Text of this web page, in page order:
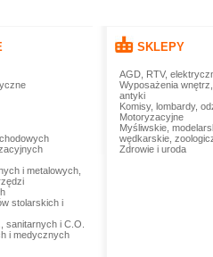
i metalowych,
stolarskich i
sanitarnych i C.O.
i medycznych
SKLEPY
AGD, RTV,
Wyposażenia
antyki
Komisy, lombardy,
Motoryzacyjne
Myśliwskie,
wędkarskie,
Zdrowie i uroda